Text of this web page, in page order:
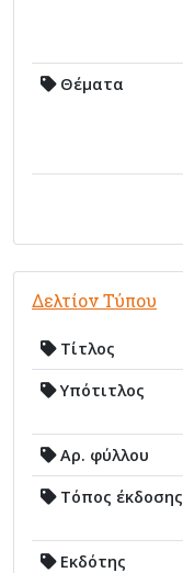
Θέματα
Δελτίον Τύπου
Τίτλος
Υπότιτλος
Αρ. φύλλου
Τόπος έκδοσης
Εκδότης